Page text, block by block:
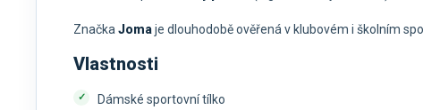
Značka Jomaje dlouhodobě ověřená v klubovém i školním
Vlastnosti
Dámské sportovní tílko